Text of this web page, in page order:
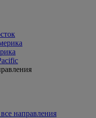
направления